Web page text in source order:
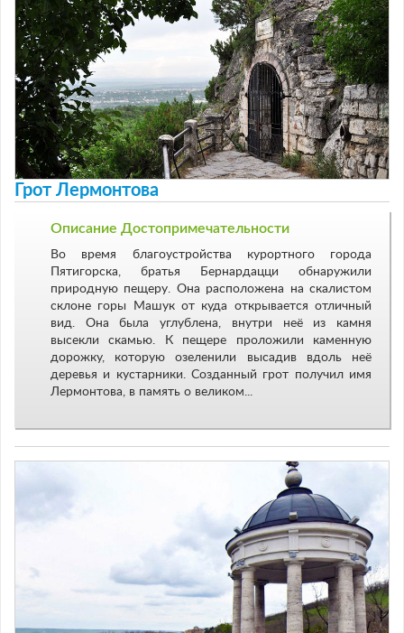
Грот Лермонтова
Описание Достопримечательности
Во время благоустройства курортного города
Пятигорска, братья Бернардацци обнаружили
природную пещеру. Она расположена на скалистом
склоне горы Машук от куда открывается отличный
вид. Она была углублена, внутри неё из камня
высекли скамью. К пещере проложили каменную
дорожку, которую озеленили высадив вдоль неё
деревья и кустарники. Созданный грот получил имя
Лермонтова, в память о великом...